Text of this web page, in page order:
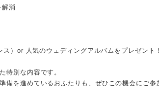
解消
）or 人気のウェディングアルバムをプレゼント！
特別な内容です。
備を進めているおふたりも、ぜひこの機会にご参